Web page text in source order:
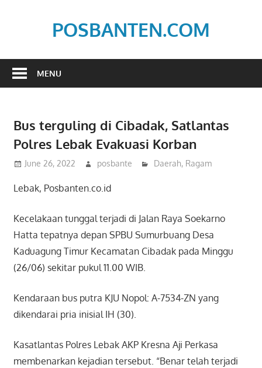
POSBANTEN.COM
Dan
MENU
Bus terguling di Cibadak, Satlantas
Polres Lebak Evakuasi Korban
June 26, 2022 posbante Daerah, Ragam
Lebak, Posbanten.co.id
Kecelakaan tunggal terjadi di Jalan Raya Soekarno
Hatta tepatnya depan SPBU Sumurbuang Desa
Kaduagung Timur Kecamatan Cibadak pada Minggu
(26/06) sekitar pukul 11.00 WIB.
Kendaraan bus putra KJU Nopol: A-7534-ZN yang
dikendarai pria inisial IH (30).
Kasatlantas Polres Lebak AKP Kresna Aji Perkasa
membenarkan kejadian tersebut. “Benar telah terjadi